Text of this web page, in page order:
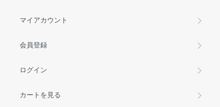
マイアカウント
会員登録
ログイン
カートを見る